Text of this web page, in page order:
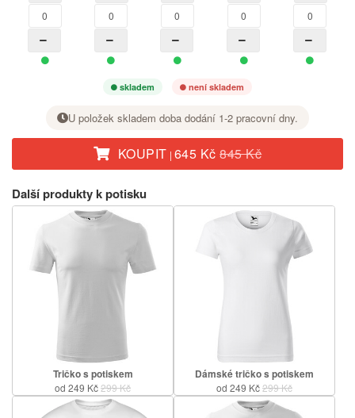
skladem není skladem
U položek skladem doba dodání 1-2 pracovní dny.
KOUPIT | 645 Kč845 Kč
Další produkty k potisku
Tričko s potiskem
od 249 Kč299 Kč
Dámské tričko s potiskem
od 249 Kč299 Kč